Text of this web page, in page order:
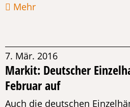
Mehr
7. Mär. 2016
Markit: Deutscher
Februar auf
Auch die deutschen